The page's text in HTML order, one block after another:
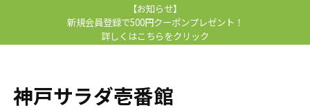
【お知らせ】
新規会員登録で500円クーポンプレゼント！
詳しくはこちらをクリック
神戸サラダ壱番館